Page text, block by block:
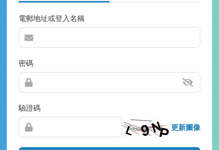
電郵地址或登入名稱
密碼
驗證碼
更新圖像